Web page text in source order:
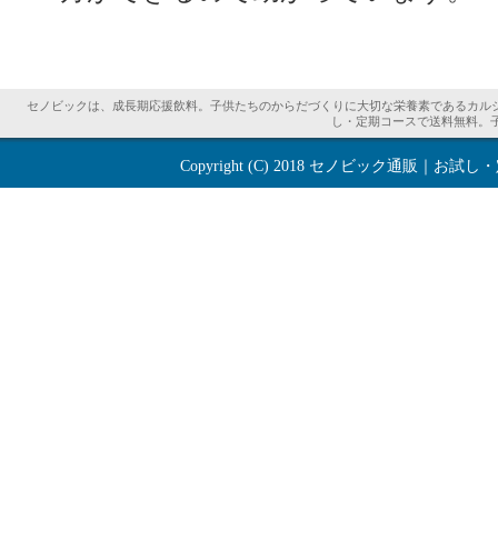
セノビックは、成長期応援飲料。子供たちのからだづくりに大切な栄養素であるカ
し・定期コースで送料無料。
Copyright (C) 2018 セノビック通販｜お試し